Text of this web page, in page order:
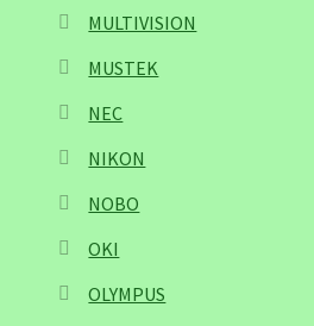
MULTIVISION
MUSTEK
NEC
NIKON
NOBO
OKI
OLYMPUS